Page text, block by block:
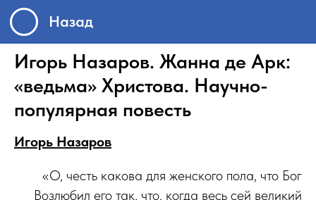
Назад
Игорь Назаров. Жанна де Арк:
«ведьма» Христова. Научно-
популярная повесть
Игорь Назаров
«О, честь какова для женского пола, что Бог
Возлюбил его так, что, когда весь сей великий